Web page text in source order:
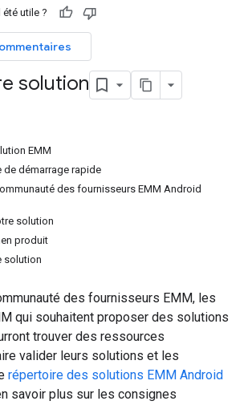
utile ?
solution
EMM
de démarrage rapide
des fournisseurs EMM Android
solution
produit
solution
des fournisseurs EMM, les
qui souhaitent proposer des solutions
trouver des ressources
valider leurs solutions et les
répertoire des solutions EMM Android
savoir plus sur les consignes